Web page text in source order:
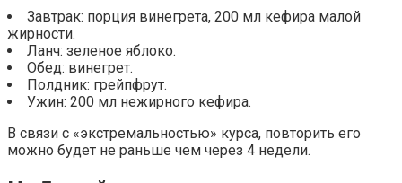
Завтрак: порция винегрета, 200 мл кефира малой
жирности.
Ланч: зеленое яблоко.
Обед: винегрет.
Полдник: грейпфрут.
Ужин: 200 мл нежирного кефира.
В связи с «экстремальностью» курса, повторить его
можно будет не раньше чем через 4 недели.